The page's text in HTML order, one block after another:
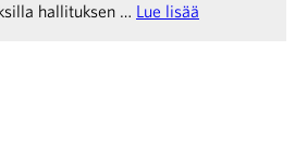
hallituksen … Lue lisää